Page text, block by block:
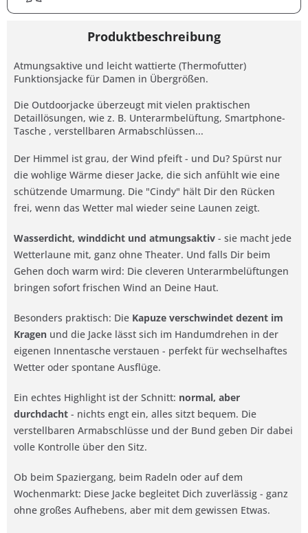
Produktbeschreibung
Atmungsaktive und leicht wattierte (Thermofutter)
Funktionsjacke für Damen in Übergrößen.
Die Outdoorjacke überzeugt mit vielen praktischen
Detaillösungen, wie z. B. Unterarmbelüftung, Smartphone-
Tasche , verstellbaren Armabschlüssen...
Der Himmel ist grau, der Wind pfeift - und Du? Spürst nur
die wohlige Wärme dieser Jacke, die sich anfühlt wie eine
schützende Umarmung. Die "Cindy" hält Dir den Rücken
frei, wenn das Wetter mal wieder seine Launen zeigt.
Wasserdicht, winddicht und atmungsaktiv - sie macht jede
Wetterlaune mit, ganz ohne Theater. Und falls Dir beim
Gehen doch warm wird: Die cleveren Unterarmbelüftungen
bringen sofort frischen Wind an Deine Haut.
Besonders praktisch: Die Kapuze verschwindet dezent im
Kragen und die Jacke lässt sich im Handumdrehen in der
eigenen Innentasche verstauen - perfekt für wechselhaftes
Wetter oder spontane Ausflüge.
Ein echtes Highlight ist der Schnitt: normal, aber
durchdacht - nichts engt ein, alles sitzt bequem. Die
verstellbaren Armabschlüsse und der Bund geben Dir dabei
volle Kontrolle über den Sitz.
Ob beim Spaziergang, beim Radeln oder auf dem
Wochenmarkt: Diese Jacke begleitet Dich zuverlässig - ganz
ohne großes Aufhebens, aber mit dem gewissen Etwas.